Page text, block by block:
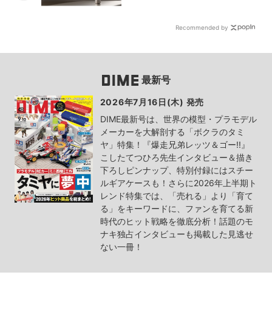
Recommended by
最新号
2026年7月16日(木) 発売
DIME最新号は、世界の模型・プラモデル
メーカーを大解剖する「ボクラのタミ
ヤ」特集！『爆走兄弟レッツ＆ゴー!!』
こしたてつひろ先生インタビュー＆描き
下ろしピンナップ、特別付録にはスチー
ルギアケースも！さらに2026年上半期ト
レンド特集では、「売れる」より「育て
る」をキーワードに、ファンを育てる新
時代のヒット戦略を徹底分析！話題のモ
ナキ独占インタビューも掲載した見逃せ
ない一冊！